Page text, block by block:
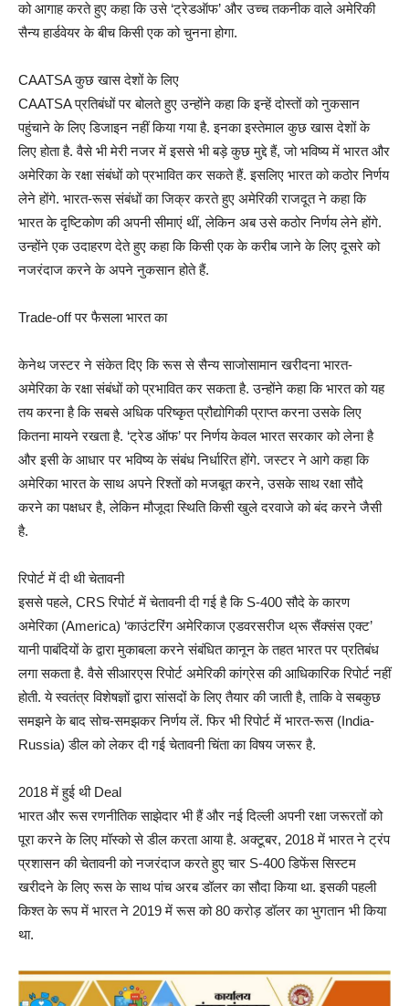
को आगाह करते हुए कहा कि उसे ‘ट्रेडऑफ’ और उच्च तकनीक वाले अमेरिकी
सैन्य हार्डवेयर के बीच किसी एक को चुनना होगा.
CAATSA कुछ खास देशों के लिए
CAATSA प्रतिबंधों पर बोलते हुए उन्होंने कहा कि इन्हें दोस्तों को नुकसान
पहुंचाने के लिए डिजाइन नहीं किया गया है. इनका इस्तेमाल कुछ खास देशों के
लिए होता है. वैसे भी मेरी नजर में इससे भी बड़े कुछ मुद्दे हैं, जो भविष्य में भारत और
अमेरिका के रक्षा संबंधों को प्रभावित कर सकते हैं. इसलिए भारत को कठोर निर्णय
लेने होंगे. भारत-रूस संबंधों का जिक्र करते हुए अमेरिकी राजदूत ने कहा कि
भारत के दृष्टिकोण की अपनी सीमाएं थीं, लेकिन अब उसे कठोर निर्णय लेने होंगे.
उन्होंने एक उदाहरण देते हुए कहा कि किसी एक के करीब जाने के लिए दूसरे को
नजरंदाज करने के अपने नुकसान होते हैं.
Trade-off पर फैसला भारत का
केनेथ जस्टर ने संकेत दिए कि रूस से सैन्य साजोसामान खरीदना भारत-
अमेरिका के रक्षा संबंधों को प्रभावित कर सकता है. उन्होंने कहा कि भारत को यह
तय करना है कि सबसे अधिक परिष्कृत प्रौद्योगिकी प्राप्त करना उसके लिए
कितना मायने रखता है. ‘ट्रेड ऑफ’ पर निर्णय केवल भारत सरकार को लेना है
और इसी के आधार पर भविष्य के संबंध निर्धारित होंगे. जस्टर ने आगे कहा कि
अमेरिका भारत के साथ अपने रिश्तों को मजबूत करने, उसके साथ रक्षा सौदे
करने का पक्षधर है, लेकिन मौजूदा स्थिति किसी खुले दरवाजे को बंद करने जैसी
है.
रिपोर्ट में दी थी चेतावनी
इससे पहले, CRS रिपोर्ट में चेतावनी दी गई है कि S-400 सौदे के कारण
अमेरिका (America) ‘काउंटरिंग अमेरिकाज एडवरसरीज थ्रू सैंक्संस एक्ट’
यानी पाबंदियों के द्वारा मुकाबला करने संबंधित कानून के तहत भारत पर प्रतिबंध
लगा सकता है. वैसे सीआरएस रिपोर्ट अमेरिकी कांग्रेस की आधिकारिक रिपोर्ट नहीं
होती. ये स्वतंत्र विशेषज्ञों द्वारा सांसदों के लिए तैयार की जाती है, ताकि वे सबकुछ
समझने के बाद सोच-समझकर निर्णय लें. फिर भी रिपोर्ट में भारत-रूस (India-
Russia) डील को लेकर दी गई चेतावनी चिंता का विषय जरूर है.
2018 में हुई थी Deal
भारत और रूस रणनीतिक साझेदार भी हैं और नई दिल्ली अपनी रक्षा जरूरतों को
पूरा करने के लिए मॉस्को से डील करता आया है. अक्टूबर, 2018 में भारत ने ट्रंप
प्रशासन की चेतावनी को नजरंदाज करते हुए चार S-400 डिफेंस सिस्टम
खरीदने के लिए रूस के साथ पांच अरब डॉलर का सौदा किया था. इसकी पहली
किश्त के रूप में भारत ने 2019 में रूस को 80 करोड़ डॉलर का भुगतान भी किया
था.